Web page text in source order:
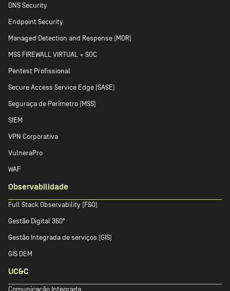
DNS Security
Endpoint Security
Managed Detection and Response (MDR)
MSS FIREWALL VIRTUAL + SOC
Pentest Profissional
Secure Access Service Edge (SASE)
Seguraça de Perímetro [MSS]
SIEM
VPN Corporativa
VulneraPro
WAF
Observabilidade
Full Stack Observability (FSO)
Gestão Digital 360º
Gestão Integrada de serviços (GIS)
GIS DEM
UC&C
Comunicação Integrada